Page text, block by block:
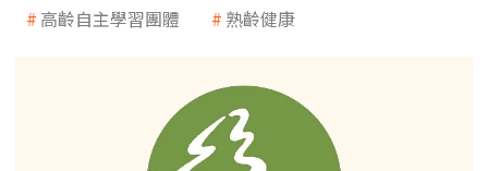
高齡自主學習團體
熟齡健康